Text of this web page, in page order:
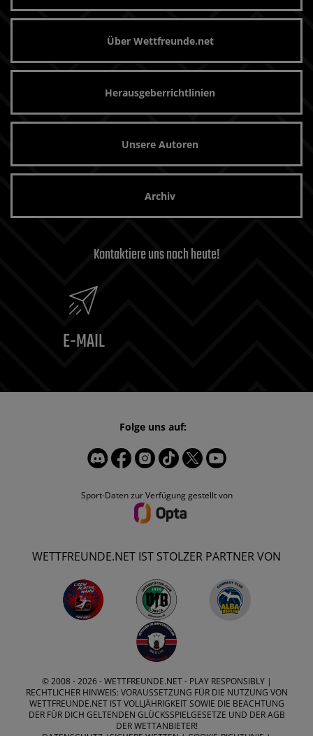
Über Wettfreunde.net
Herausgeberrichtlinien
Unsere Autoren
Archiv
Kontaktiere uns noch heute!
E-MAIL
Sport-Daten zur Verfügung gestellt von
Folge uns auf:
WETTFREUNDE.NET IST STOLZER PARTNER VON
© 2008 - 2026 -WETTFREUNDE.NET- PLAY RESPONSIBLY |
RECHTLICHER HINWEIS: VORAUSSETZUNG FÜR DIE NUTZUNG VON
WETTFREUNDE.NET IST VOLLJÄHRIGKEIT SOWIE DIE BEACHTUNG
DER FÜR DICH GELTENDEN GLÜCKSSPIELGESETZE UND DER AGB
DER WETTANBIETER!